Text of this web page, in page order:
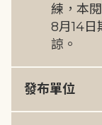
練，本
8月14日
諒。
發布單位